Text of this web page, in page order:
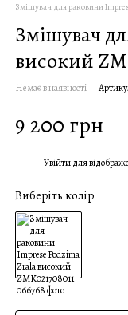
Змішувач для раковини
Змішувач
високий
Немає в наявності
9 200 грн
Увійтидля
Виберіть колір